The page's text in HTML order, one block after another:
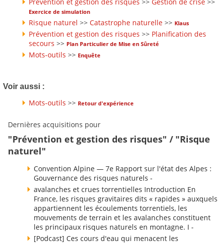
Exercice de simulation
Risque naturel >> Catastrophe naturelle >> Klaus
Prévention et gestion des risques >> Planification des
secours >> Plan Particulier de Mise en Sûreté
Mots-outils >> Enquête
Voir aussi :
Mots-outils >> Retour d'expérience
Dernières acquisitions pour
"Prévention et gestion des risques" / "Risque
naturel"
Convention Alpine — 7e Rapport sur l'état des Alpes :
Gouvernance des risques naturels -
avalanches et crues torrentielles Introduction En
France, les risques gravitaires dits « rapides » auxquels
appartiennent les écoulements torrentiels, les
mouvements de terrain et les avalanches constituent
les principaux risques naturels en montagne. I -
[Podcast] Ces cours d'eau qui menacent les